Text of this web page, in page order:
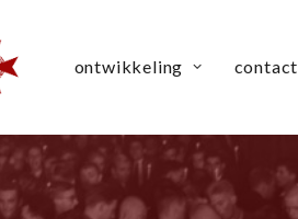
ontwikkeling contact